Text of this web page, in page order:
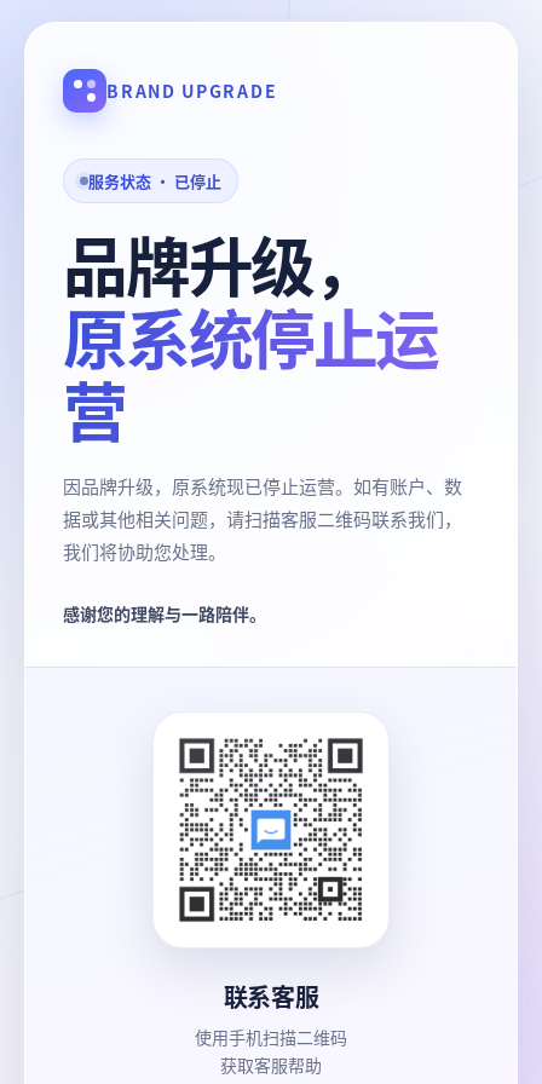
BRAND UPGRADE
服务状态 · 已停止
品牌升级，
原系统停止运
营
因品牌升级，原系统现已停止运营。如有账户、数
据或其他相关问题，请扫描客服二维码联系我们，
我们将协助您处理。
感谢您的理解与一路陪伴。
联系客服
使用手机扫描二维码
获取客服帮助